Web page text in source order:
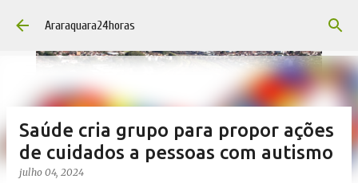
Pular para o conteúdo principal
Araraquara24horas
Saúde cria grupo para propor ações
de cuidados a pessoas com autismo
julho 04, 2024